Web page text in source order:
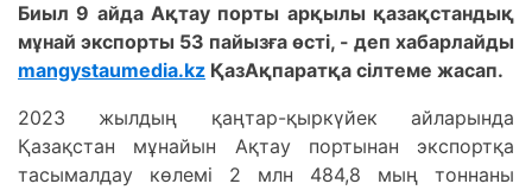
Биыл 9 айда Ақтау порты арқылы қазақстандық
мұнай экспорты 53 пайызға өсті, - деп хабарлайды
mangystaumedia.kz ҚазАқпаратқа сілтеме жасап.
2023 жылдың қаңтар-қыркүйек айларында
Қазақстан мұнайын Ақтау портынан экспортқа
тасымалдау көлемі 2 млн 484,8 мың тоннаны